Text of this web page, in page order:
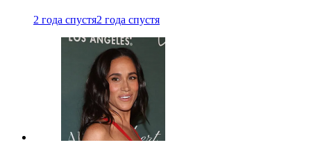
2 года спустя2 года спустя